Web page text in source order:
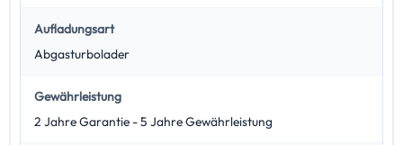
Aufladungsart
Abgasturbolader
Gewährleistung
2 Jahre Garantie - 5 Jahre Gewährleistung